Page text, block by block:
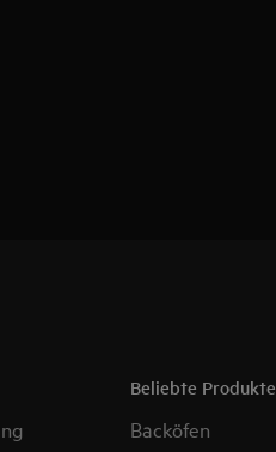
Beliebte Produkte
Backöfen